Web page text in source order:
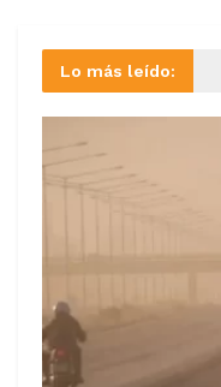
Lo más leído: